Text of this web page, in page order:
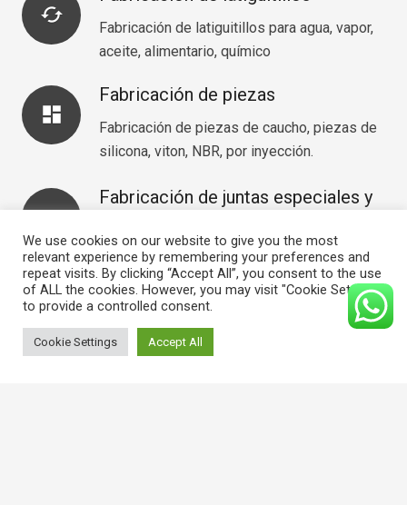
cached
Fabricación de latiguitillos para agua, vapor,
aceite, alimentario, químico
dashboard
Fabricación de piezas
Fabricación de piezas de caucho, piezas de
silicona, viton, NBR, por inyección.
vertical_split
Fabricación de juntas especiales y
Fabricación de juntas especiales , también
realizamos fabricación de juntas especiales
medida.
We use cookies on our website to give you the most
relevant experience by remembering your preferences and
repeat visits. By clicking “Accept All”, you consent to the use
of ALL the cookies. However, you may visit "Cookie Settings"
to provide a controlled consent.
Cookie Settings Accept All